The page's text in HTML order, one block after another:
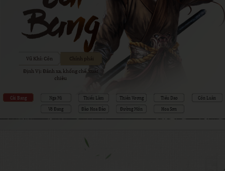
Vũ Khí: Côn
Chính phái
Định Vị: Đánh xa, khống chế, xuất
chiêu
Cái Bang Nga Mi Thiếu Lâm Thiên Vương Tiêu Dao Côn Luân
Võ Đang Đào Hoa Đảo Đường Môn Hoa Sơn